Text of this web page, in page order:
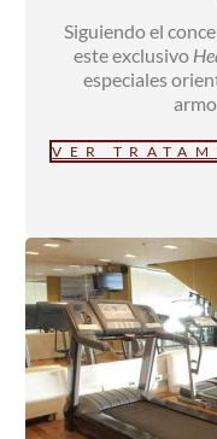
Siguiendo el
este exclusivo
especiales
VER